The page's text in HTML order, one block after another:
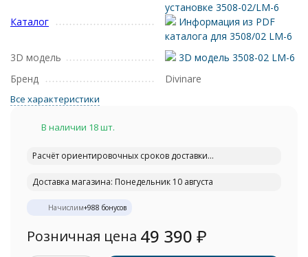
установке 3508-02/LM-6
Каталог
Информация из PDF
каталога для 3508/02 LM-6
3D модель
3D модель 3508-02 LM-6
Бренд
Divinare
Все характеристики
В наличии 18 шт.
Расчёт ориентировочных сроков доставки...
Доставка магазина: Понедельник 10 августа
Начислим+988 бонусов
Розничная цена 49 390 ₽